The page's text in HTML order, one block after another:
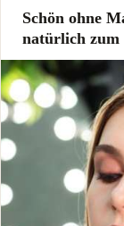
Schön ohne
natürlich zum